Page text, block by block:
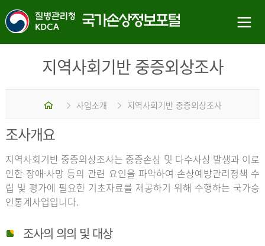
지역사회기반 중증외상조사
홈 사업소개 지역사회기반 중증외상조사
조사개요
지역사회기반 중증외상조사는 중증손상 및 다수사상 발생과 이로
인한 장애·사망 등의 관련 요인을 파악하여 손상예방관리정책 수
립 및 평가에 필요한 기초자료를 제공하기 위해 수행하는 국가승
인통계사업입니다.
조사의 의의 및 대상